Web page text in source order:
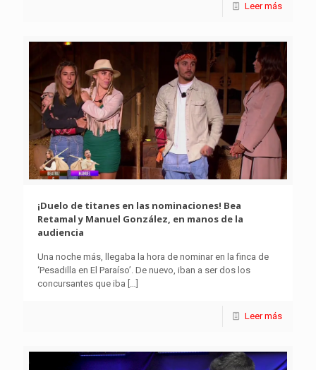
Leer más
¡Duelo de titanes en las nominaciones! Bea
Retamal y Manuel González, en manos de la
audiencia
Una noche más, llegaba la hora de nominar en la finca de
‘Pesadilla en El Paraíso’. De nuevo, iban a ser dos los
concursantes que iba
Leer más